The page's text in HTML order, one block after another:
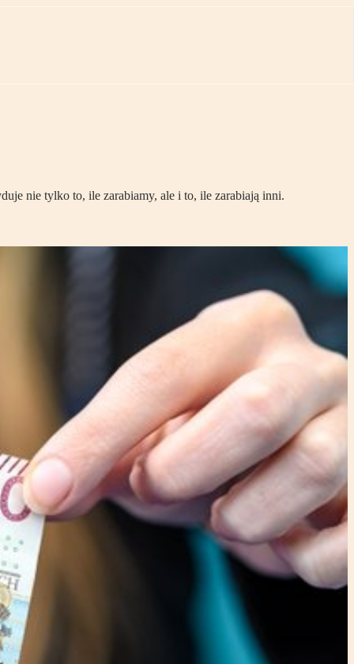
nie tylko to, ile zarabiamy, ale i to, ile zarabiają inni.